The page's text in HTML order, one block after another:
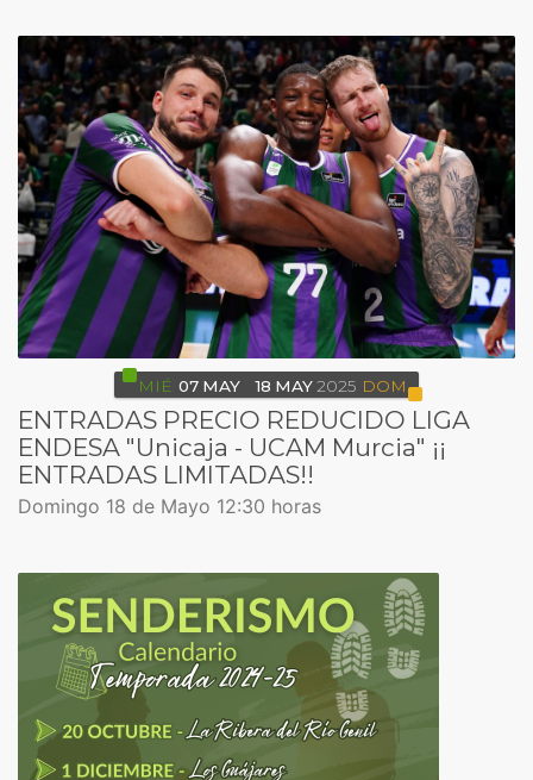
MIÉ 07 MAY 18 MAY2025 DOM
ENTRADAS PRECIO REDUCIDO LIGA
ENDESA "Unicaja - UCAM Murcia" ¡¡
ENTRADAS LIMITADAS!!
Domingo 18 de Mayo 12:30 horas